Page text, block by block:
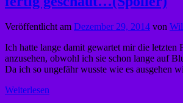
Veröffentlicht am Dezember 29, 2014 von
Ich hatte lange damit gewartet mir die letzten
anzusehen, obwohl ich sie schon lange auf
Da ich so ungefähr wusste wie es ausgehen
Weiterlesen